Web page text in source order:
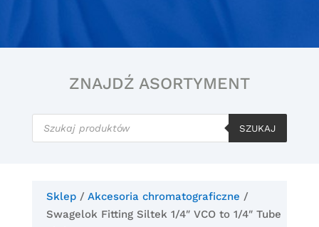
ZNAJDŹ ASORTYMENT
Wyszukiwarka
produktów
SZUKAJ
Sklep/ Akcesoria chromatograficzne /
Swagelok Fitting Siltek 1/4″ VCO to 1/4″ Tube